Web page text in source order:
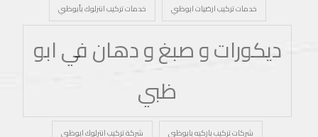
خدمات تركيب ارضيات ابوظبي
خدمات تركيب انترلوك بأبوظبي
ديكورات و صبغ و دهان في ابو
ظبي
شركات تركيب باركيه بابوظبي
شركة تركيب انترلوك ابوظبي